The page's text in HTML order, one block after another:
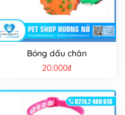
Bóng dấu chân
20.000₫